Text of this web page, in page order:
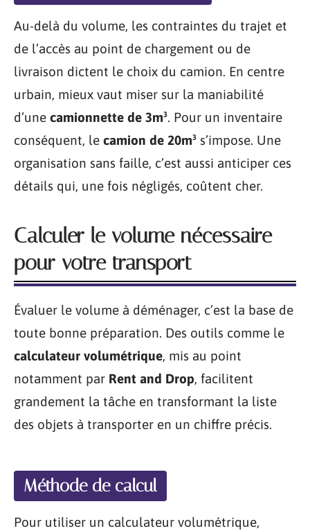
Au-delà du volume, les contraintes du trajet et
de l’accès au point de chargement ou de
livraison dictent le choix du camion. En centre
urbain, mieux vaut miser sur la maniabilité
d’une camionnette de 3m³. Pour un inventaire
conséquent, le camion de 20m³ s’impose. Une
organisation sans faille, c’est aussi anticiper ces
détails qui, une fois négligés, coûtent cher.
Calculer le volume nécessaire
pour votre transport
Évaluer le volume à déménager, c’est la base de
toute bonne préparation. Des outils comme le
calculateur volumétrique, mis au point
notamment par Rent and Drop, facilitent
grandement la tâche en transformant la liste
des objets à transporter en un chiffre précis.
Méthode de calcul
Pour utiliser un calculateur volumétrique,